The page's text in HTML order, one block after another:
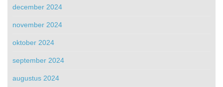
december 2024
november 2024
oktober 2024
september 2024
augustus 2024